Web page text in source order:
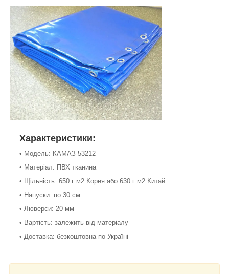
Характеристики:
• Модель: КАМАЗ 53212
• Матеріал: ПВХ тканина
• Щільність: 650 г м2 Корея або 630 г м2 Китай
• Напуски: по 30 см
• Люверси: 20 мм
• Вартість: залежить від матеріалу
• Доставка: безкоштовна по Україні